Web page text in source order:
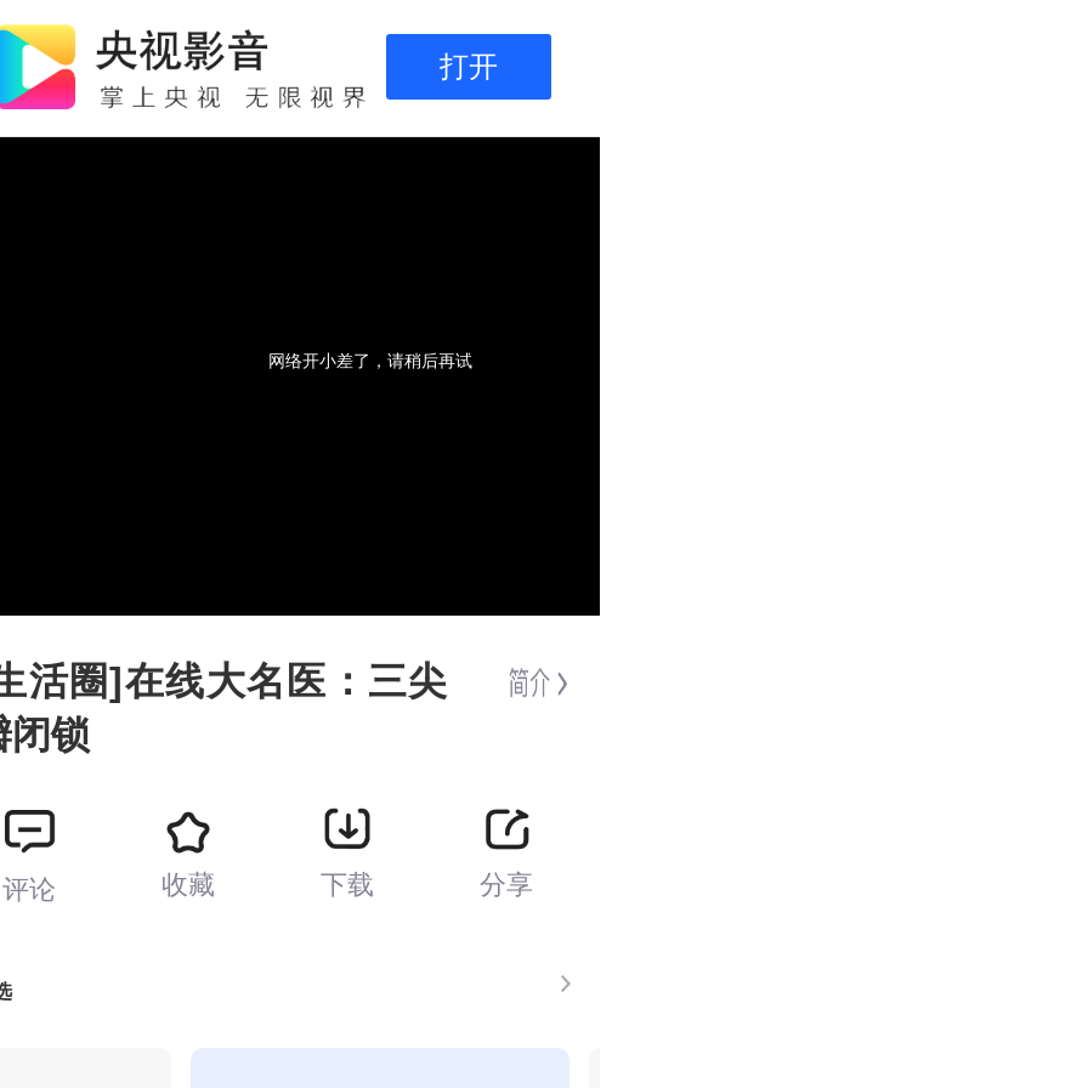
打开
网络开小差了，请稍后再试
活圈]在线大名医：三尖
闭锁
评论 收藏 下载 分享
翠云廊（精品展播）-第2集